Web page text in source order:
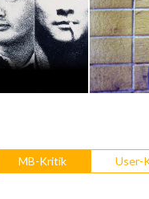
MB-Kritik User-